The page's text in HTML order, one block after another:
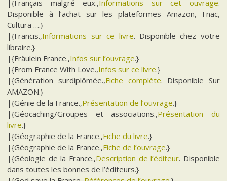
|{Français malgré eux.,Informations sur cet ouvrage.
Disponible à l’achat sur les plateformes Amazon, Fnac,
Cultura ….}
|{Francis.,Informations sur ce livre. Disponible chez votre
libraire.}
|{Fräulein France.,Infos sur l’ouvrage.}
|{From France With Love.,Infos sur ce livre.}
|{Génération surdiplômée.,Fiche complète. Disponible Sur
AMAZON.}
|{Génie de la France.,Présentation de l’ouvrage.}
|{Géocaching/Groupes et associations.,Présentation du
livre.}
|{Géographie de la France.,Fiche du livre.}
|{Géographie de la France.,Fiche de l’ouvrage.}
|{Géologie de la France.,Description de l’éditeur. Disponible
dans toutes les bonnes de l’éditeurs.}